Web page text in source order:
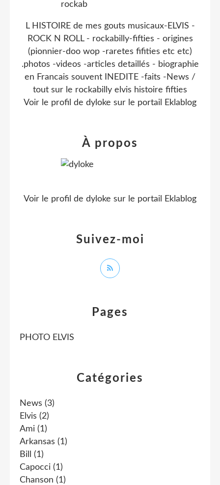
Catégories
News (3)
Elvis (2)
Ami (1)
Arkansas (1)
Bill
(1)
Capocci (1)
Chanson (1)
Pages
PHOTO ELVIS
L HISTOIRE de mes gouts musicaux-ELVIS -
ROCK N ROLL - rockabilly-fifties - origines
(pionnier-doo wop -raretes fifities etc etc)
.photos -videos -articles detaillés - biographie
en Francais souvent INEDITE -faits -News /
tout sur le rockabilly elvis histoire fifties
Voir le profil de dyloke sur le portail Eklablog
Suivez-moi
À propos
Voir le profil de dyloke sur le portail Eklablog